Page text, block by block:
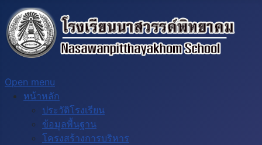
Open menu
หน้าหลัก
ประวัติโรงเรียน
ข้อมูลพื้นฐาน
โครงสร้างการบริหาร